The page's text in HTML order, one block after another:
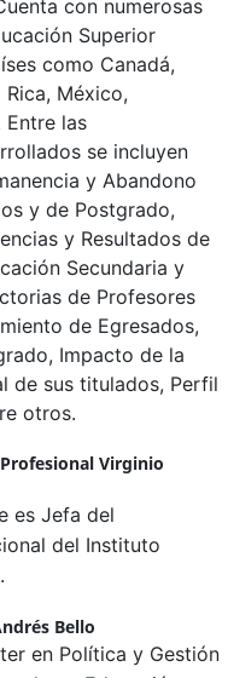
con numerosas
Superior
como Canadá,
México,
Entre las
se incluyen
y Abandono
y de Postgrado,
y Resultados de
Secundaria y
de Profesores
de Egresados,
Impacto de la
de sus titulados, Perfil
otros.
Virginio
es Jefa del
del Instituto
Bello
en Política y Gestión